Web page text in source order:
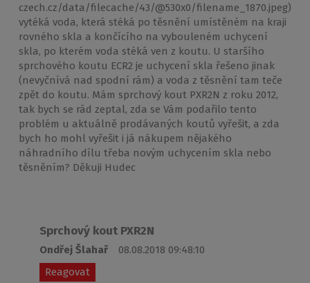
czech.cz/data/filecache/43/@530x0/filename_1870.jpeg)
vytéká voda, která stéká po těsnění umístěném na kraji
rovného skla a končícího na vybouleném uchycení
skla, po kterém voda stéká ven z koutu. U staršího
sprchového koutu ECR2 je uchycení skla řešeno jinak
(nevyčnívá nad spodní rám) a voda z těsnění tam teče
zpět do koutu. Mám sprchový kout PXR2N z roku 2012,
tak bych se rád zeptal, zda se Vám podařilo tento
problém u aktuálně prodávaných koutů vyřešit, a zda
bych ho mohl vyřešit i já nákupem nějakého
náhradního dílu třeba novým uchycením skla nebo
těsněním? Děkuji Hudec
Sprchový kout PXR2N
Ondřej Šlahař
08.08.2018 09:48:10
Reagovat